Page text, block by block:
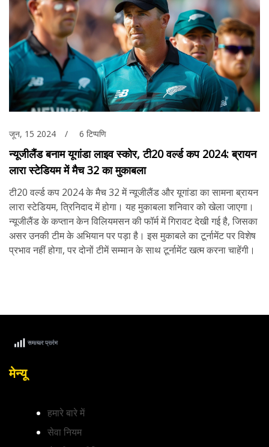
जून, 15 2024 6 टिप्पणि
न्यूजीलैंड बनाम यूगांडा लाइव स्कोर, टी20 वर्ल्ड कप 2024: ब्रायन
लारा स्टेडियम में मैच 32 का मुकाबला
टी20 वर्ल्ड कप 2024 के मैच 32 में न्यूजीलैंड और यूगांडा का सामना ब्रायन
लारा स्टेडियम, त्रिनिदाद में होगा। यह मुकाबला शनिवार को खेला जाएगा।
न्यूजीलैंड के कप्तान केन विलियमसन की फॉर्म में गिरावट देखी गई है, जिसका
असर उनकी टीम के अभियान पर पड़ा है। इस मुकाबले का टूर्नामेंट पर विशेष
प्रभाव नहीं होगा, पर दोनों टीमें सम्मान के साथ टूर्नामेंट खत्म करना चाहेंगी।
मेन्यू
हमारे बारे में
सेवा नियम